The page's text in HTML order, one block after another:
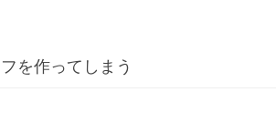
を作ってしまう